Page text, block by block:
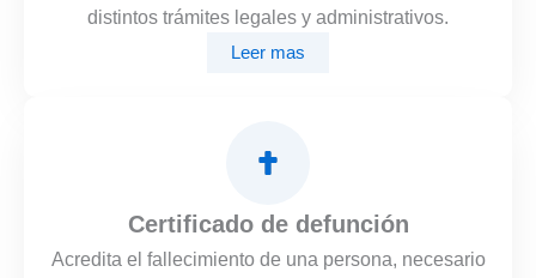
distintos trámites legales y administrativos.
Leer mas
Certificado de defunción
Acredita el fallecimiento de una persona, necesario